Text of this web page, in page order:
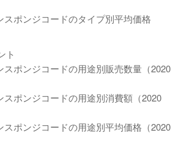
スポンジコードのタイプ別平均価格
ト
スポンジコードの用途別販売数量（2020
スポンジコードの用途別消費額（2020
スポンジコードの用途別平均価格（2020